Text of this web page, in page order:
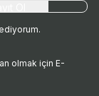
olmak için E-